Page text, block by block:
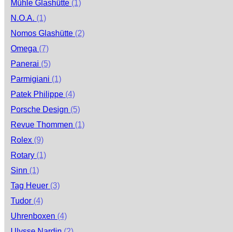
Mühle Glashütte (1)
N.O.A. (1)
Nomos Glashütte (2)
Omega (7)
Panerai (5)
Parmigiani (1)
Patek Philippe (4)
Porsche Design (5)
Revue Thommen (1)
Rolex (9)
Rotary (1)
Sinn (1)
Tag Heuer (3)
Tudor (4)
Uhrenboxen (4)